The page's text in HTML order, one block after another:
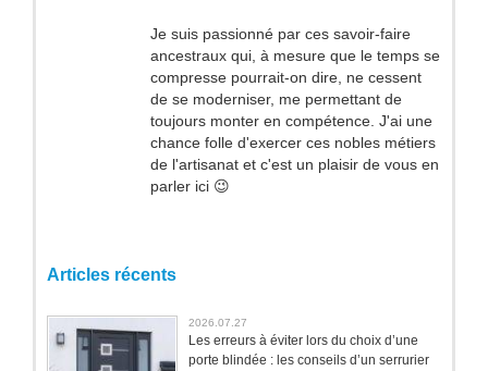
Je suis passionné par ces savoir-faire
ancestraux qui, à mesure que le temps se
compresse pourrait-on dire, ne cessent
de se moderniser, me permettant de
toujours monter en compétence. J'ai une
chance folle d'exercer ces nobles métiers
de l'artisanat et c'est un plaisir de vous en
parler ici 😉
Articles récents
2026.07.27
Les erreurs à éviter lors du choix d’une
porte blindée : les conseils d’un serrurier